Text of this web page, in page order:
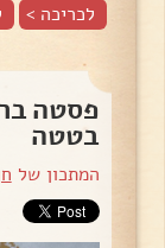
לכריכה >
פסטה
בטטה
המתכון של